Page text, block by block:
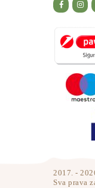
2017. -
Sva prava